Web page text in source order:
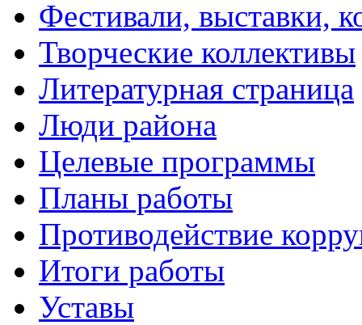
Фестивали, выставки,
Творческие коллективы
Литературная страница
Люди района
Целевые программы
Планы работы
Противодействие
Итоги работы
Уставы